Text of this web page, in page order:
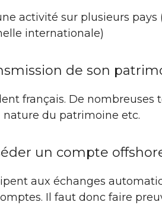
activité sur plusieurs
internationale)
de son
français. De
du patrimoine etc.
un compte
aux échanges
Il faut donc faire